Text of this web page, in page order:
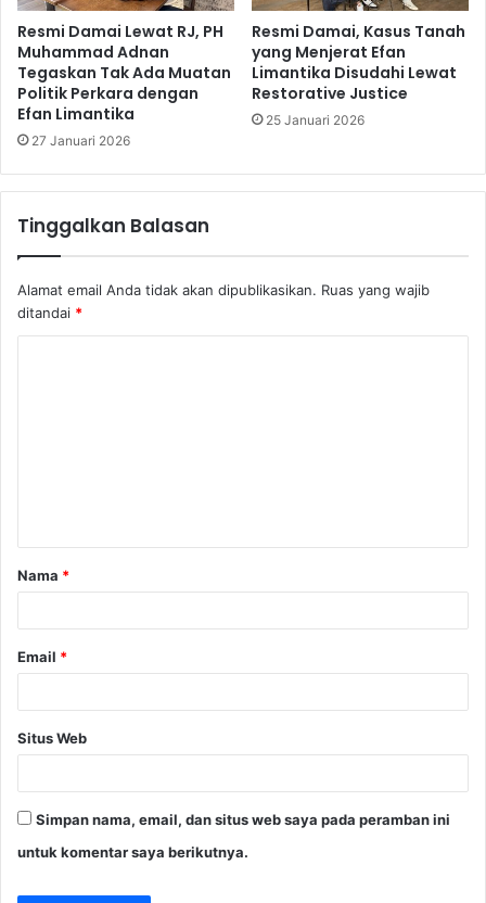
Resmi Damai Lewat RJ, PH
Muhammad Adnan
Tegaskan Tak Ada Muatan
Politik Perkara dengan
Efan Limantika
27 Januari 2026
Resmi Damai, Kasus Tanah
yang Menjerat Efan
Limantika Disudahi Lewat
Restorative Justice
25 Januari 2026
Tinggalkan Balasan
Alamat email Anda tidak akan dipublikasikan. Ruas yang wajib
ditandai *
a
r
Nama *
Email *
Situs Web
Simpan nama, email, dan situs web saya pada peramban ini
untuk komentar saya berikutnya.